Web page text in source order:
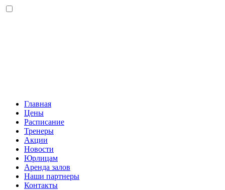
Главная
Цены
Расписание
Тренеры
Акции
Новости
Юрлицам
Аренда залов
Наши партнеры
Контакты